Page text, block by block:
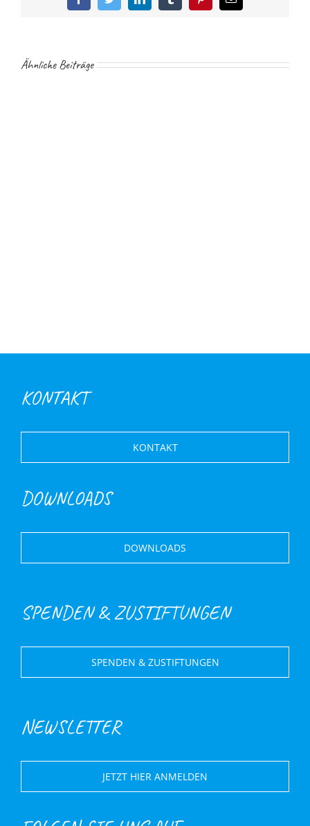
FacebookTwitterLinkedInTumblrPinterest
E-
Mail
Ähnliche Beiträge
KONTAKT
KONTAKT
DOWNLOADS
DOWNLOADS
SPENDEN & ZUSTIFTUNGEN
SPENDEN & ZUSTIFTUNGEN
NEWSLETTER
JETZT HIER ANMELDEN